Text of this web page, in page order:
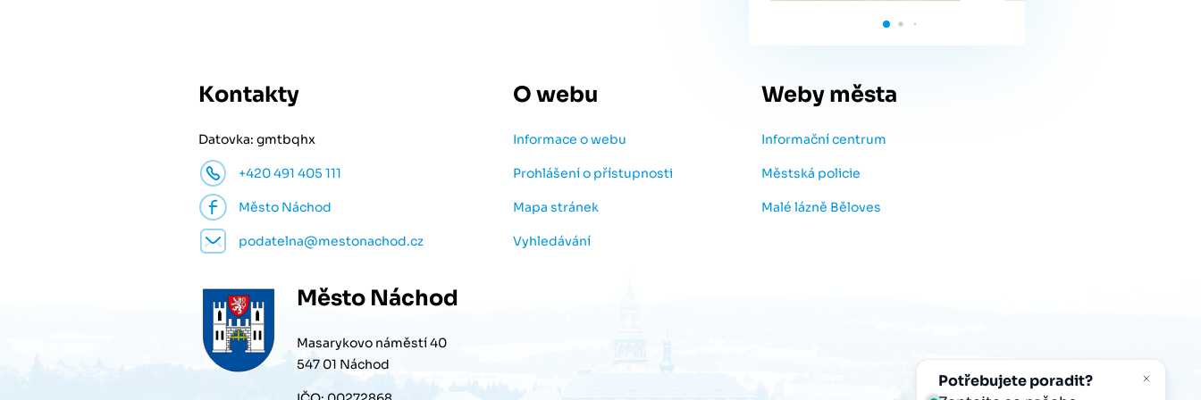
Kontakty
Datovka: gmtbqhx
+420 491 405 111
Město Náchod
podatelna@mestonachod.cz
O webu
Informace o webu
Prohlášení o přístupnosti
Mapa stránek
Vyhledávání
Weby města
Informační centrum
Městská policie
Malé lázně Běloves
Město Náchod
Masarykovo náměstí 40
547 01 Náchod
Potřebujete poradit?